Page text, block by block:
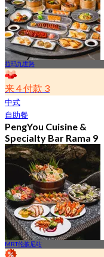
起฿ 495
拉玛九世路
来 4 付款 3
中式
自助餐
PengYou Cuisine &
Specialty Bar Rama 9
4.7
5K 已预订
฿ 294.25
MRT伦披尼站